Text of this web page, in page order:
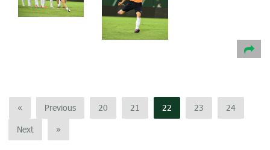
« Previous 20 21 22 23 24
Next »